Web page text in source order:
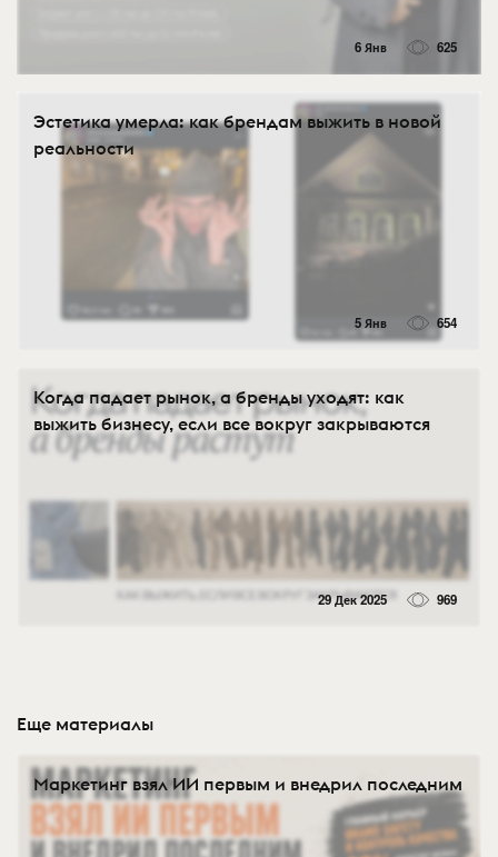
6 Янв 625
Эстетика умерла: как брендам выжить в новой
реальности
5 Янв 654
Когда падает рынок, а бренды уходят: как
выжить бизнесу, если все вокруг закрываются
29 Дек 2025 969
Еще материалы
Маркетинг взял ИИ первым и внедрил последним